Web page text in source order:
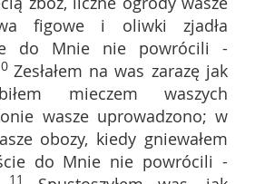
figowe i oliwki zjadła
do Mnie nie powrócili -
Zesłałem na was zarazę jak
mieczem waszych
wasze uprowadzono; w
obozy, kiedy gniewałem
do Mnie nie powrócili -
11